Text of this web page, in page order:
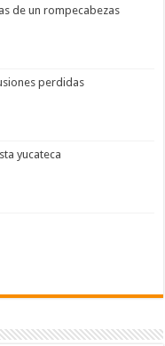
de un rompecabezas
perdidas
yucateca